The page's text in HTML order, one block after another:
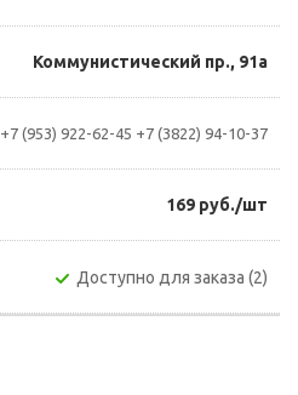
Коммунистический пр., 91а
+7 (953) 922-62-45 +7 (3822) 94-10-37
169 руб./шт
Доступно для заказа (2)